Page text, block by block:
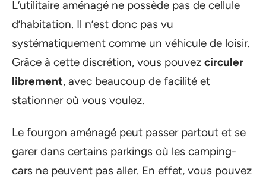
L’utilitaire aménagé ne possède pas de cellule
d’habitation. Il n’est donc pas vu
systématiquement comme un véhicule de loisir.
Grâce à cette discrétion, vous pouvez circuler
librement, avec beaucoup de facilité et
stationner où vous voulez.
Le fourgon aménagé peut passer partout et se
garer dans certains parkings où les camping-
cars ne peuvent pas aller. En effet, vous pouvez